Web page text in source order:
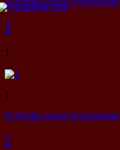
1
1
1
Schreibe einen Kommentar
1